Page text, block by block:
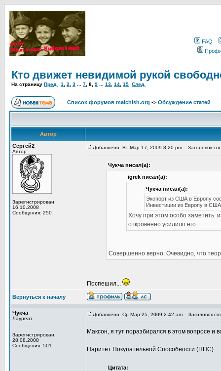
FAQ
Кто движет невидимой рукой
На страницу Пред. 1 2 3 7 8 9 13 14 15 След.
Список форумов malchish.org -> Обсуждение статей
Автор
Сергей2
Автор
Зарегистрирован:
16.10.2008
Сообщения: 250
Добавлено: Вт Мар 17, 2009 8:20 pm Заголовок
Чукча писал(а):
igrek писал(а):
Чукча писал(а):
Экспорт из США в Европу
Инвестиции из Европу в
Хочу при этом особо заметить:
откровенно усилило его.
Совершенно верно. Очевидно, что
Поспешил...
Вернуться к началу
Чукча
Лауреат
Зарегистрирован:
28.08.2008
Сообщения: 501
Добавлено: Ср Мар 25, 2009 2:42 am Заголовок
Максон, я тут поразбирался в этом вопросе и
Паритет Покупательной Способности (ППС):
Цитата: